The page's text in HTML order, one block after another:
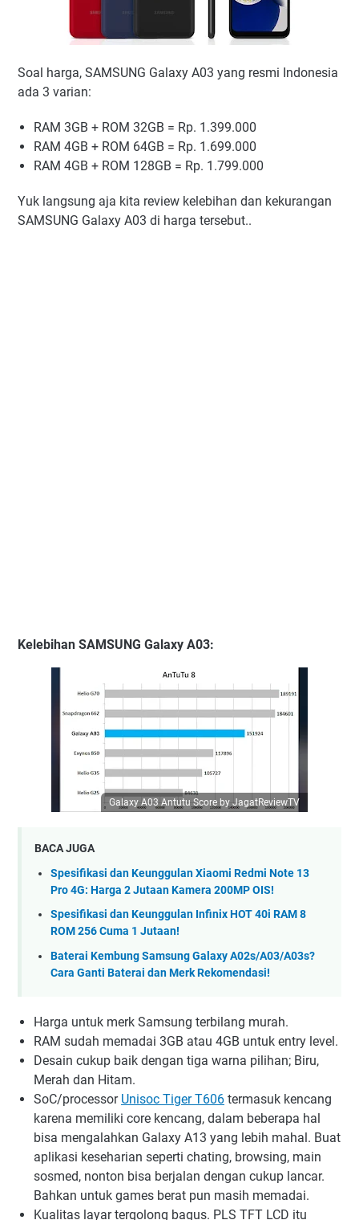
Soal harga, SAMSUNG Galaxy A03 yang resmi Indonesia
ada 3 varian:
RAM 3GB + ROM 32GB = Rp. 1.399.000
RAM 4GB + ROM 64GB = Rp. 1.699.000
RAM 4GB + ROM 128GB = Rp. 1.799.000
Yuk langsung aja kita review kelebihan dan kekurangan
SAMSUNG Galaxy A03 di harga tersebut..
Kelebihan SAMSUNG Galaxy A03:
Galaxy A03 Antutu Score by JagatReviewTV
BACA JUGA
Spesifikasi dan Keunggulan Xiaomi Redmi Note 13
Pro 4G: Harga 2 Jutaan Kamera 200MP OIS!
Spesifikasi dan Keunggulan Infinix HOT 40i RAM 8
ROM 256 Cuma 1 Jutaan!
Baterai Kembung Samsung Galaxy A02s/A03/A03s?
Cara Ganti Baterai dan Merk Rekomendasi!
Harga untuk merk Samsung terbilang murah.
RAM sudah memadai 3GB atau 4GB untuk entry level.
Desain cukup baik dengan tiga warna pilihan; Biru,
Merah dan Hitam.
SoC/processor Unisoc Tiger T606 termasuk kencang
karena memiliki core kencang, dalam beberapa hal
bisa mengalahkan Galaxy A13 yang lebih mahal. Buat
aplikasi keseharian seperti chating, browsing, main
sosmed, nonton bisa berjalan dengan cukup lancar.
Bahkan untuk games berat pun masih memadai.
Kualitas layar tergolong bagus. PLS TFT LCD itu